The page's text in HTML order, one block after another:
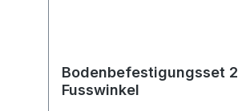
Bodenbefestigungsset 2
Fusswinkel